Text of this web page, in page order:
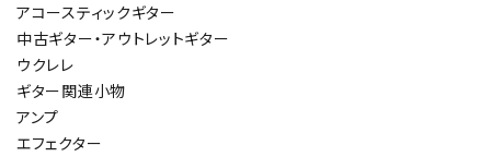
アコースティックギター
中古ギター・アウトレットギター
ウクレレ
ギター関連小物
アンプ
エフェクター